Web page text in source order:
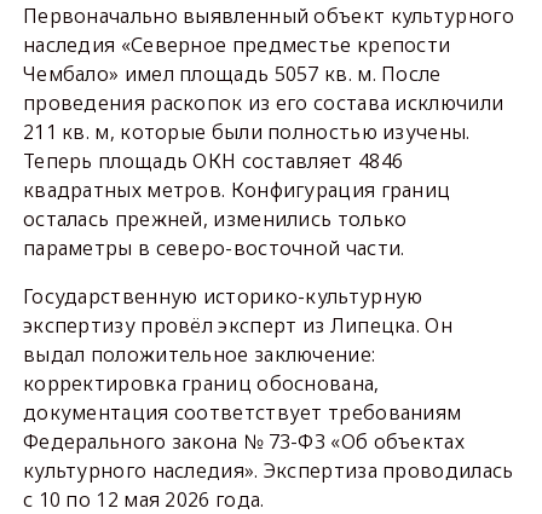
Первоначально выявленный объект культурного
наследия «Северное предместье крепости
Чембало» имел площадь 5057 кв. м. После
проведения раскопок из его состава исключили
211 кв. м, которые были полностью изучены.
Теперь площадь ОКН составляет 4846
квадратных метров. Конфигурация границ
осталась прежней, изменились только
параметры в северо-восточной части.
Государственную историко-культурную
экспертизу провёл эксперт из Липецка. Он
выдал положительное заключение:
корректировка границ обоснована,
документация соответствует требованиям
Федерального закона № 73-ФЗ «Об объектах
культурного наследия». Экспертиза проводилась
с 10 по 12 мая 2026 года.